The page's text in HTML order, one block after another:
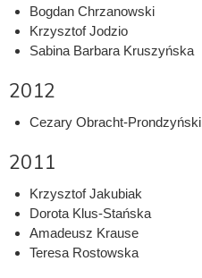
Bogdan Chrzanowski
Krzysztof Jodzio
Sabina Barbara Kruszyńska
2012
Cezary Obracht-Prondzyński
2011
Krzysztof Jakubiak
Dorota Klus-Stańska
Amadeusz Krause
Teresa Rostowska